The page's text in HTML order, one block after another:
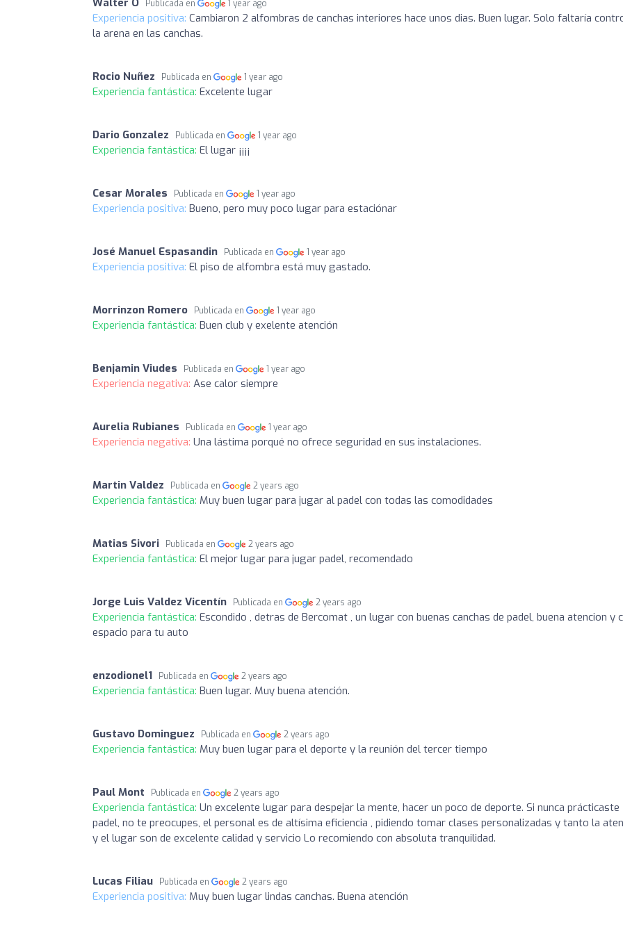
Publicada en 1 year ago
Experiencia positiva: Cambiaron 2 alfombras de canchas interiores hace unos dias. Buen lugar. Solo faltaría
la arena en las canchas.
Rocio Nuñez Publicada en 1 year ago
Experiencia fantástica: Excelente lugar
Dario Gonzalez Publicada en 1 year ago
Experiencia fantástica: El lugar ¡¡¡¡
Cesar Morales Publicada en 1 year ago
Experiencia positiva: Bueno, pero muy poco lugar para estaciónar
José Manuel Espasandin Publicada en 1 year ago
Experiencia positiva: El piso de alfombra está muy gastado.
Morrinzon Romero Publicada en 1 year ago
Experiencia fantástica: Buen club y exelente atención
Benjamin Viudes Publicada en 1 year ago
Experiencia negativa: Ase calor siempre
Aurelia Rubianes Publicada en 1 year ago
Experiencia negativa: Una lástima porqué no ofrece seguridad en sus instalaciones.
Martin Valdez Publicada en 2 years ago
Experiencia fantástica: Muy buen lugar para jugar al padel con todas las comodidades
Matias Sivori Publicada en 2 years ago
Experiencia fantástica: El mejor lugar para jugar padel, recomendado
Jorge Luis Valdez Vicentín Publicada en 2 years ago
Experiencia fantástica: Escondido , detras de Bercomat , un lugar con buenas canchas de padel, buena atencion y
espacio para tu auto
enzodionel1 Publicada en 2 years ago
Experiencia fantástica: Buen lugar. Muy buena atención.
Gustavo Dominguez Publicada en 2 years ago
Experiencia fantástica: Muy buen lugar para el deporte y la reunión del tercer tiempo
Paul Mont Publicada en 2 years ago
Experiencia fantástica: Un excelente lugar para despejar la mente, hacer un poco de deporte. Si nunca prácticaste
padel, no te preocupes, el personal es de altísima eficiencia , pidiendo tomar clases personalizadas y tanto la
y el lugar son de excelente calidad y servicio Lo recomiendo con absoluta tranquilidad.
Lucas Filiau Publicada en 2 years ago
Experiencia positiva: Muy buen lugar lindas canchas. Buena atención